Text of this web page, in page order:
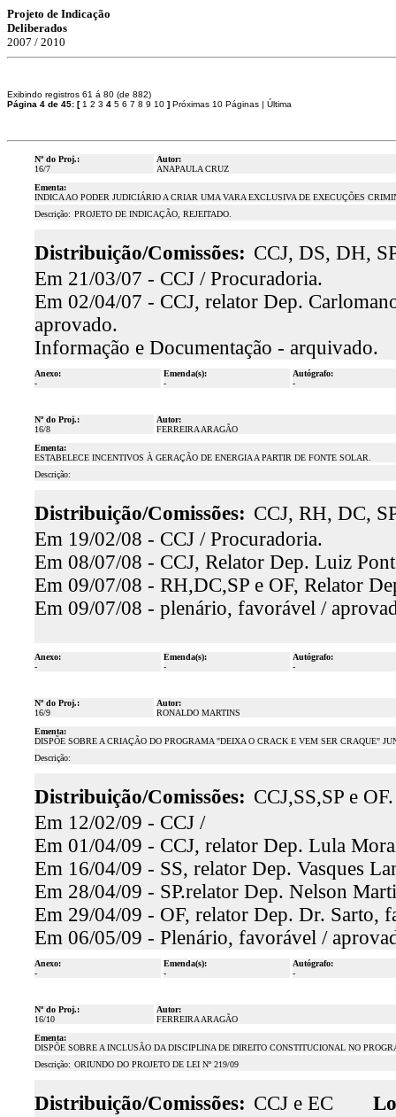
Projeto de Indicação
Deliberados
2007 / 2010
Exibindo registros 61 á 80 (de 882)
Página 4 de 45: [ 1 2 3 4 5 6 7 8 9 10 ] Próximas 10 Páginas | Última
Nº do Proj.:
16/7
Autor:
ANAPAULA CRUZ
Ementa:
INDICA AO PODER JUDICIÁRIO A CRIAR UMA VARA EXCLUSIVA DE EXECUÇÕES
Descrição: PROJETO DE INDICAÇÃO, REJEITADO.
Distribuição/Comissões: CCJ, DS, DH,
Em 21/03/07 - CCJ / Procuradoria.
Em 02/04/07 - CCJ, relator Dep.
aprovado.
Informação e Documentação - arquivado.
Anexo:
-
Emenda(s):
-
Autógrafo:
-
Nº do Proj.:
16/8
Autor:
FERREIRA ARAGÃO
Ementa:
ESTABELECE INCENTIVOS À GERAÇÃO DE ENERGIA A PARTIR DE FONTE SOLAR.
Descrição:
Distribuição/Comissões: CCJ, RH, DC,
Em 19/02/08 - CCJ / Procuradoria.
Em 08/07/08 - CCJ, Relator Dep. Luiz
Em 09/07/08 - RH,DC,SP e OF, Relator
Em 09/07/08 - plenário, favorável /
Anexo:
-
Emenda(s):
-
Autógrafo:
-
Nº do Proj.:
16/9
Autor:
RONALDO MARTINS
Ementa:
DISPÕE SOBRE A CRIAÇÃO DO PROGRAMA "DEIXA O CRACK E VEM SER CRAQUE"
Descrição:
Distribuição/Comissões: CCJ,SS,SP e OF.
Em 12/02/09 - CCJ /
Em 01/04/09 - CCJ, relator Dep. Lula
Em 16/04/09 - SS, relator Dep. Vasques
Em 28/04/09 - SP.relator Dep. Nelson
Em 29/04/09 - OF, relator Dep. Dr. Sarto,
Em 06/05/09 - Plenário, favorável /
Anexo:
-
Emenda(s):
-
Autógrafo:
-
Nº do Proj.:
16/10
Autor:
FERREIRA ARAGÃO
Ementa:
DISPÕE SOBRE A INCLUSÃO DA DISCIPLINA DE DIREITO CONSTITUCIONAL NO
Descrição: ORIUNDO DO PROJETO DE LEI Nº 219/09
Distribuição/Comissões: CCJ e EC